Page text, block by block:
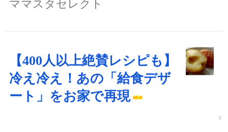
ママスタセレクト
【400人以上絶賛レシピも】
冷え冷え！あの「給食デザ
ート」をお家で再現